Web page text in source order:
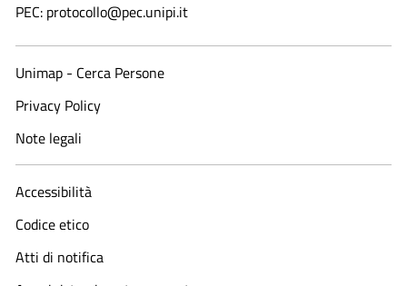
PEC: protocollo@pec.unipi.it
Unimap - Cerca Persone
Privacy Policy
Note legali
Accessibilità
Codice etico
Atti di notifica